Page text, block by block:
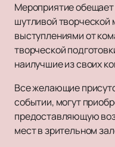
Мероприятие
шутливой
выступлениями от
творческой
наилучшие из своих
Все желающие
событии, могут
предоставляющую
мест в зрительном